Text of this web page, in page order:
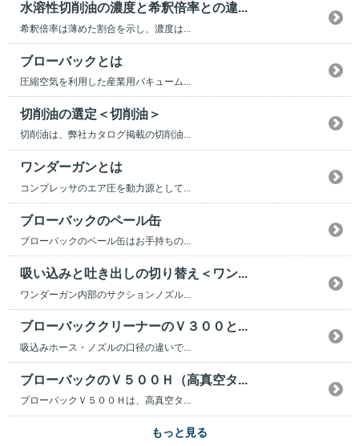
水溶性切削油の濃度と希釈倍率との違...
希釈倍率は薄めた割合を示し、濃度は...
ブローバックとは
圧縮空気を利用した産業用バキューム...
切削油の選定＜切削油＞
切削油は、弊社カタログ掲載の切削油...
ワンダーガンとは
コンプレッサのエア圧を動力源として...
ブローバックのペール缶
ブローバックのペール缶はお手持ちの...
吸い込みと吐き出しの切り替え＜ワン...
ワンダーガン内部のサクションノズル...
ブローバッククリーナーのＶ３００と...
吸込みホース・ノズルの口径の違いで...
ブローバックのＶ５００Ｈ（高真空タ...
ブローバックＶ５００Ｈは、高真空タ...
もっと見る